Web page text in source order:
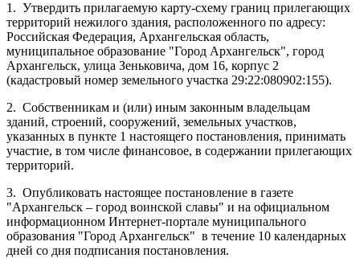
1. Утвердить прилагаемую карту-схему границ прилегающих
территорий нежилого здания, расположенного по адресу:
Российская Федерация, Архангельская область,
муниципальное образование "Город Архангельск", город
Архангельск, улица Зеньковича, дом 16, корпус 2
(кадастровый номер земельного участка 29:22:080902:155).
2. Собственникам и (или) иным законным владельцам
зданий, строений, сооружений, земельных участков,
указанных в пункте 1 настоящего постановления, принимать
участие, в том числе финансовое, в содержании прилегающих
территорий.
3. Опубликовать настоящее постановление в газете
"Архангельск – город воинской славы" и на официальном
информационном Интернет-портале муниципального
образования "Город Архангельск" в течение 10 календарных
дней со дня подписания постановления.